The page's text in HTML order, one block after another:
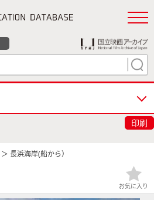
印刷
＞ 長浜海岸(船から）
お気に入り